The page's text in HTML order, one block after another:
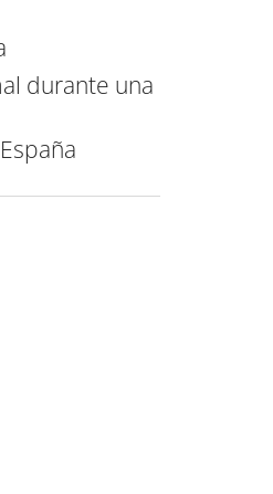
durante una